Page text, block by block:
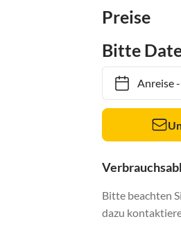
Preise
Bitte
Anreise-
Bitte beachten
dazu